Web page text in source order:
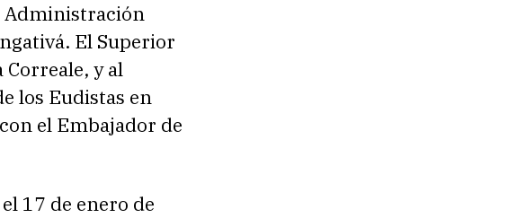
Administración
El Superior
y al
los Eudistas en
el Embajador de
17 de enero de